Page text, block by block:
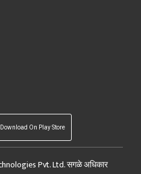
Download On Play Store
Pvt. Ltd. सगळे अधिकार